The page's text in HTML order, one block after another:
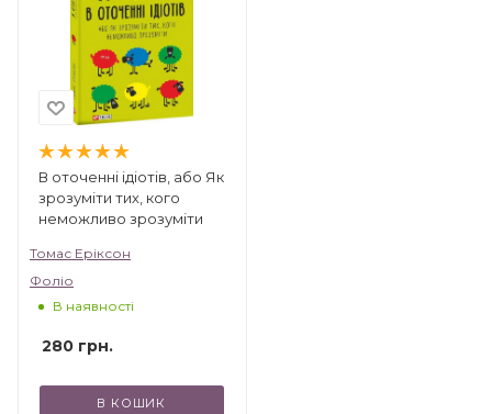
В оточенні ідіотів, або Як
зрозуміти тих, кого
неможливо зрозуміти
Томас Еріксон
Фоліо
В наявності
280 грн.
В КОШИК